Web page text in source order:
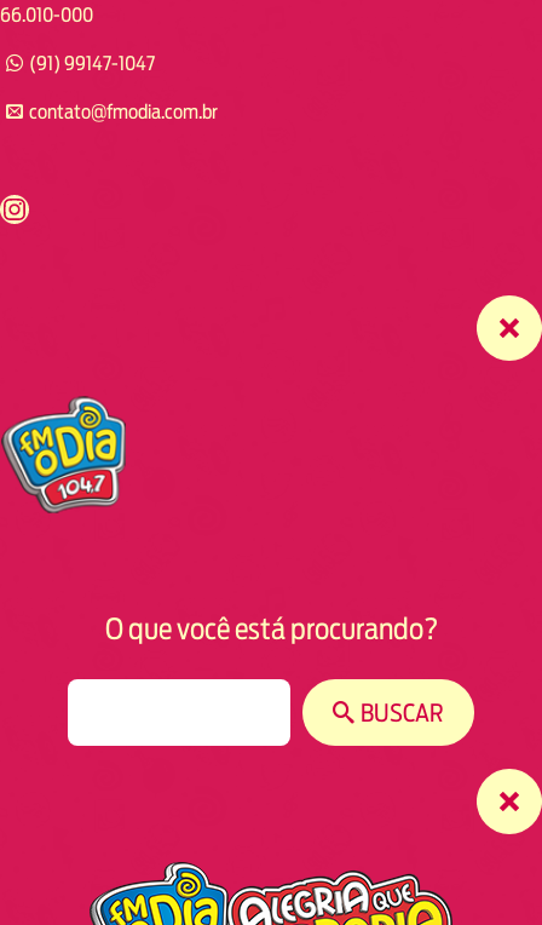
66.010-000
(91) 99147-1047
contato@fmodia.com.br
https://www.instagram.com/fmodia.cabofrio/
O que você está procurando?
BUSCAR